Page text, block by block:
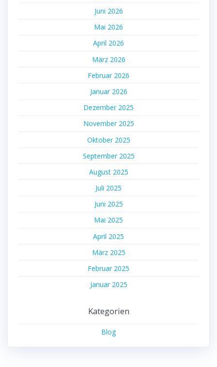
Juni 2026
Mai 2026
April 2026
März 2026
Februar 2026
Januar 2026
Dezember 2025
November 2025
Oktober 2025
September 2025
August 2025
Juli 2025
Juni 2025
Mai 2025
April 2025
März 2025
Februar 2025
Januar 2025
Kategorien
Blog